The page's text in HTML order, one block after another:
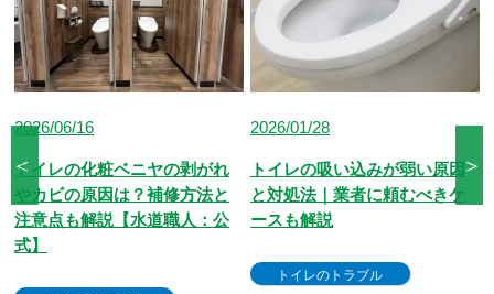
2026/01/28
トイレの吸い込みが弱い原因
と対処法｜業者に頼むべきケ
ースも解説
2025/12/19
トイレレバーが空回りして水
が流れない！原因と自分でで
きる直し方を解説
トイレのトラブル
＜ ＞